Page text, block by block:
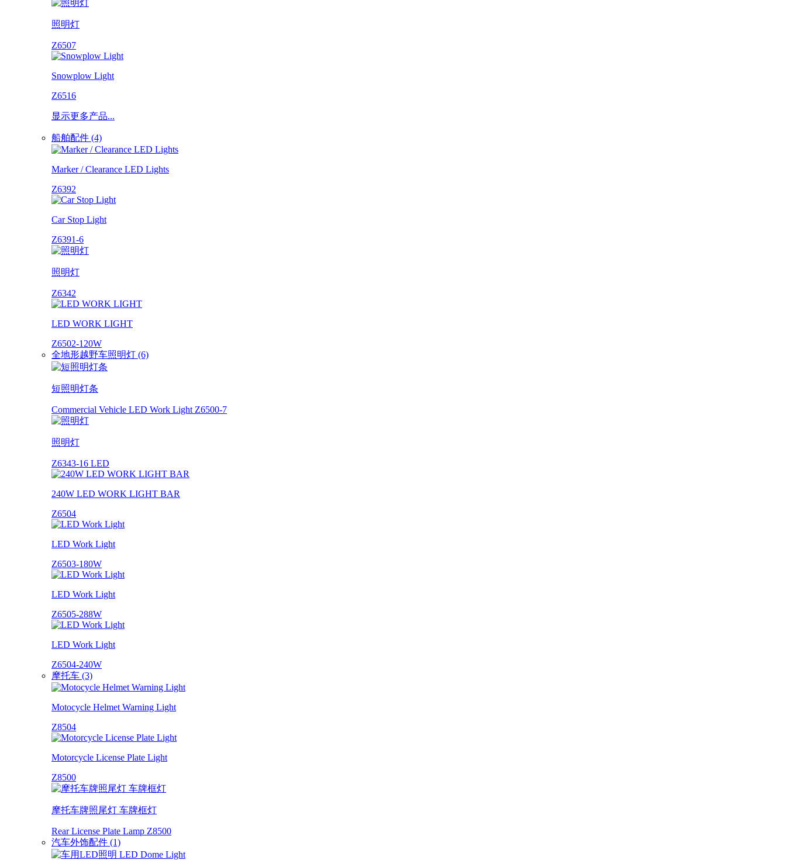
照明灯
Z6507
Snowplow Light
Z6516
显示更多产品...
船舶配件 (4)
Marker / Clearance LED Lights
Z6392
Car Stop Light
Z6391-6
照明灯
Z6342
LED WORK LIGHT
Z6502-120W
全地形越野车照明灯 (6)
短照明灯条
Commercial Vehicle LED Work Light Z6500-7
照明灯
Z6343-16 LED
240W LED WORK LIGHT BAR
Z6504
LED Work Light
Z6503-180W
LED Work Light
Z6505-288W
LED Work Light
Z6504-240W
摩托车 (3)
Motocycle Helmet Warning Light
Z8504
Motorcycle License Plate Light
Z8500
摩托车牌照尾灯 车牌框灯
Rear License Plate Lamp Z8500
汽车外饰配件 (1)